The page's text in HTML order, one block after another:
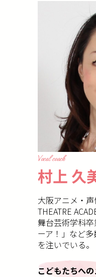
Vocal coach
村上 久
大阪アニメ・声
THEATRE
舞台芸術学科
ーア！」など
を注いでいる。
こどもたちへ